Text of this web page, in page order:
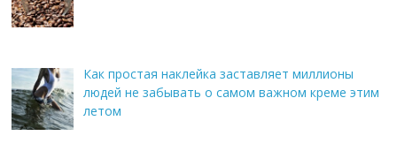
Как простая наклейка заставляет миллионы
людей не забывать о самом важном креме этим
летом